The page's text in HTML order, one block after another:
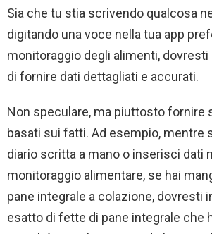
Sia che tu stia scrivendo qualcosa
digitando una voce nella tua app
monitoraggio degli alimenti,
di fornire dati dettagliati e accurati.
Non speculare, ma piuttosto fornire
basati sui fatti. Ad esempio, mentre
diario scritta a mano o inserisci dati
monitoraggio alimentare, se hai
pane integrale a colazione, dovresti
esatto di fette di pane integrale che